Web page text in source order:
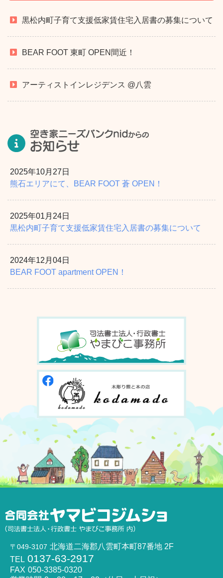
黒松内町子育て支援低家賃住宅入居書の募集について
BEAR FOOT 東町 OPEN間近！
アーティストインレジデンス @八雲
2025年10月27日
熊石エリアにて、BEAR FOOT 蒼 OPEN！
2025年01月24日
黒松内町子育て支援低家賃住宅入居書の募集について
2024年12月04日
BEAR FOOT apartment OPEN！
〒049-3107 北海道二海郡八雲町本町87番地 2F
TEL 0137-63-2917
FAX 050-3385-0320